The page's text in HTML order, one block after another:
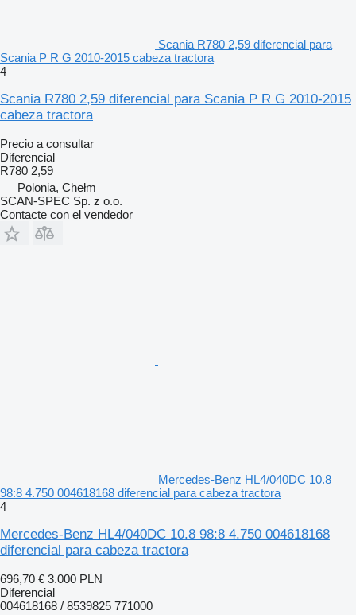
Scania R780 2,59 diferencial para
Scania P R G 2010-2015 cabeza tractora
4
Scania R780 2,59 diferencial para Scania P R G 2010-2015
cabeza tractora
Precio a consultar
Diferencial
R780 2,59
Polonia, Chełm
SCAN-SPEC Sp. z o.o.
Contacte con el vendedor
Mercedes-Benz HL4/040DC 10.8
98:8 4.750 004618168 diferencial para cabeza tractora
4
Mercedes-Benz HL4/040DC 10.8 98:8 4.750 004618168
diferencial para cabeza tractora
696,70 € 3.000 PLN
Diferencial
004618168 / 8539825 771000